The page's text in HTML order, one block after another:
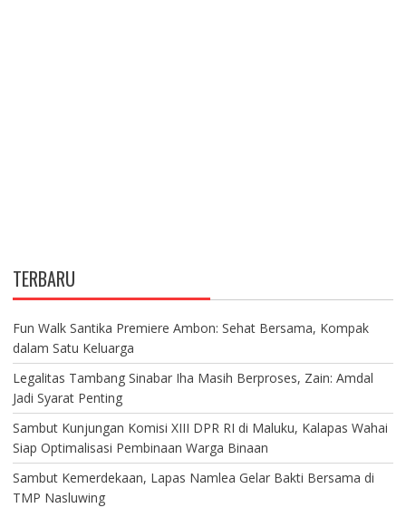
TERBARU
Fun Walk Santika Premiere Ambon: Sehat Bersama, Kompak
dalam Satu Keluarga
Legalitas Tambang Sinabar Iha Masih Berproses, Zain: Amdal
Jadi Syarat Penting
Sambut Kunjungan Komisi XIII DPR RI di Maluku, Kalapas Wahai
Siap Optimalisasi Pembinaan Warga Binaan
Sambut Kemerdekaan, Lapas Namlea Gelar Bakti Bersama di
TMP Nasluwing